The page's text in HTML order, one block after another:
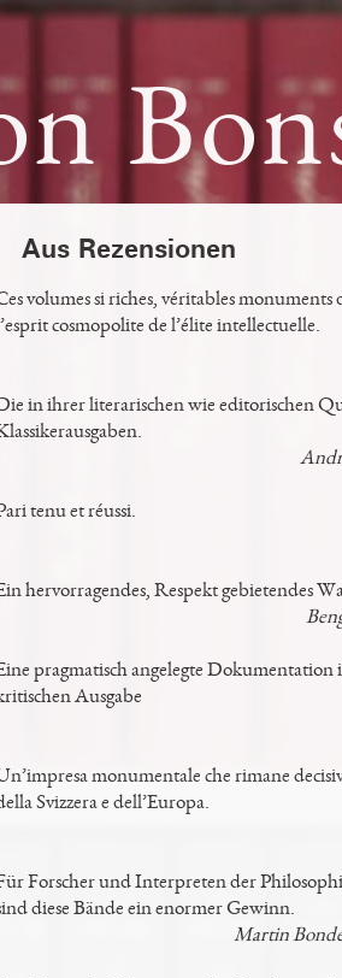
Aus Rezensionen
volumes si riches, véritables
cosmopolite de l’élite intellectuelle.
in ihrer literarischen wie editorischen
tenu et réussi.
hervorragendes, Respekt gebietendes
pragmatisch angelegte Dokumentation
Ausgabe
monumentale che rimane
Svizzera e dell’Europa.
Forscher und Interpreten der
diese Bände ein enormer Gewinn.
Martin